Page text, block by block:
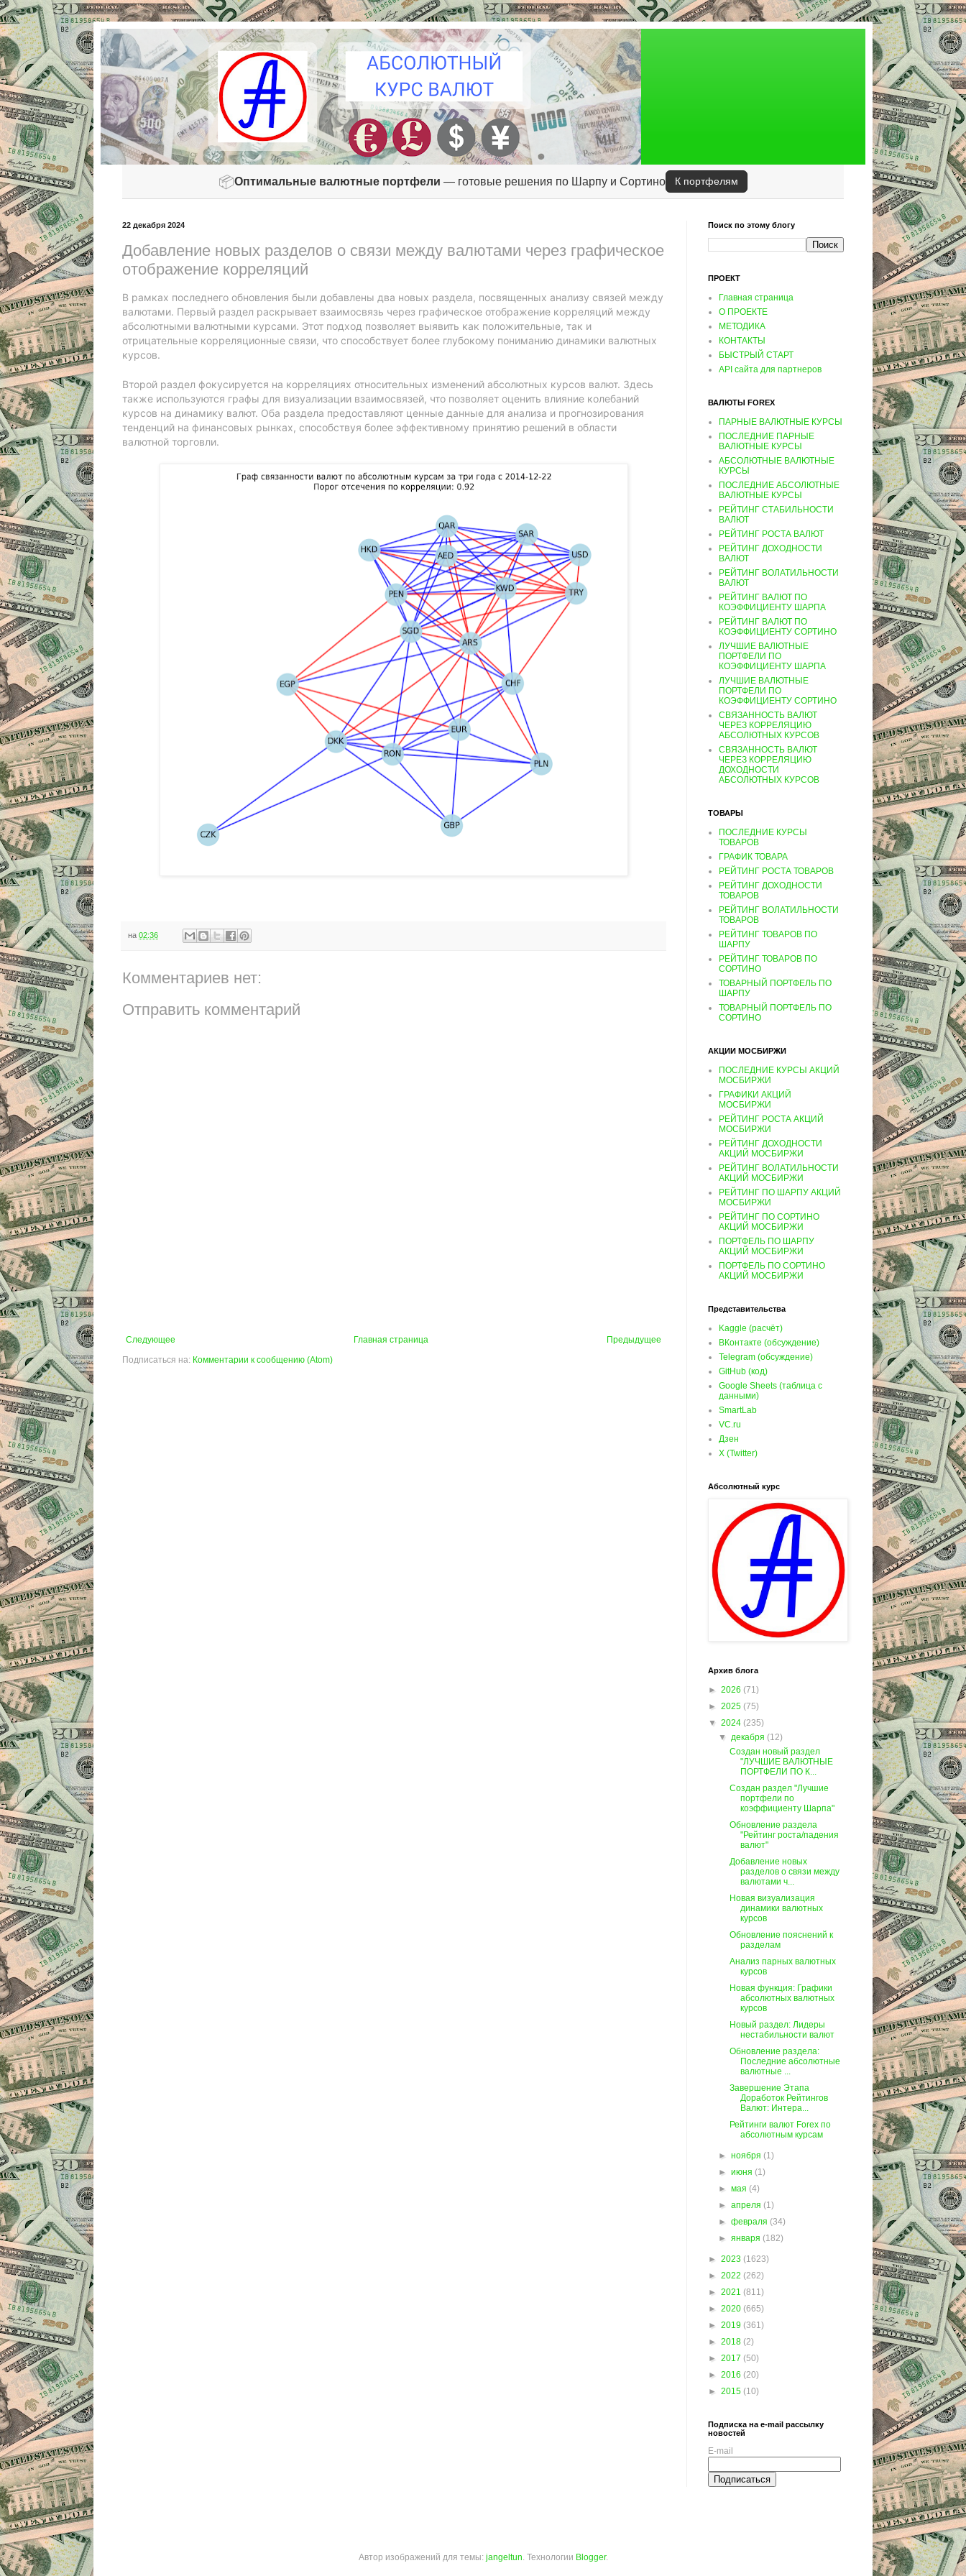
📦Оптимальные валютные портфели — готовые решения по Шарпу и Сортино К портфелям
22 декабря 2024
Добавление новых разделов о связи между валютами через графическое
отображение корреляций
В рамках последнего обновления были добавлены два новых раздела, посвященных анализу связей между
валютами. Первый раздел раскрывает взаимосвязь через графическое отображение корреляций между
абсолютными валютными курсами. Этот подход позволяет выявить как положительные, так и
отрицательные корреляционные связи, что способствует более глубокому пониманию динамики валютных
курсов.
Второй раздел фокусируется на корреляциях относительных изменений абсолютных курсов валют. Здесь
также используются графы для визуализации взаимосвязей, что позволяет оценить влияние колебаний
курсов на динамику валют. Оба раздела предоставляют ценные данные для анализа и прогнозирования
тенденций на финансовых рынках, способствуя более эффективному принятию решений в области
валютной торговли.
на 02:36
Комментариев нет:
Отправить комментарий
Следующее Предыдущее
Главная страница
Подписаться на: Комментарии к сообщению (Atom)
Поиск по этому блогу
ПРОЕКТ
Главная страница
О ПРОЕКТЕ
МЕТОДИКА
КОНТАКТЫ
БЫСТРЫЙ СТАРТ
API сайта для партнеров
ВАЛЮТЫ FOREX
ПАРНЫЕ ВАЛЮТНЫЕ КУРСЫ
ПОСЛЕДНИЕ ПАРНЫЕ
ВАЛЮТНЫЕ КУРСЫ
АБСОЛЮТНЫЕ ВАЛЮТНЫЕ
КУРСЫ
ПОСЛЕДНИЕ АБСОЛЮТНЫЕ
ВАЛЮТНЫЕ КУРСЫ
РЕЙТИНГ СТАБИЛЬНОСТИ
ВАЛЮТ
РЕЙТИНГ РОСТА ВАЛЮТ
РЕЙТИНГ ДОХОДНОСТИ
ВАЛЮТ
РЕЙТИНГ ВОЛАТИЛЬНОСТИ
ВАЛЮТ
РЕЙТИНГ ВАЛЮТ ПО
КОЭФФИЦИЕНТУ ШАРПА
РЕЙТИНГ ВАЛЮТ ПО
КОЭФФИЦИЕНТУ СОРТИНО
ЛУЧШИЕ ВАЛЮТНЫЕ
ПОРТФЕЛИ ПО
КОЭФФИЦИЕНТУ ШАРПА
ЛУЧШИЕ ВАЛЮТНЫЕ
ПОРТФЕЛИ ПО
КОЭФФИЦИЕНТУ СОРТИНО
СВЯЗАННОСТЬ ВАЛЮТ
ЧЕРЕЗ КОРРЕЛЯЦИЮ
АБСОЛЮТНЫХ КУРСОВ
СВЯЗАННОСТЬ ВАЛЮТ
ЧЕРЕЗ КОРРЕЛЯЦИЮ
ДОХОДНОСТИ
АБСОЛЮТНЫХ КУРСОВ
ТОВАРЫ
ПОСЛЕДНИЕ КУРСЫ
ТОВАРОВ
ГРАФИК ТОВАРА
РЕЙТИНГ РОСТА ТОВАРОВ
РЕЙТИНГ ДОХОДНОСТИ
ТОВАРОВ
РЕЙТИНГ ВОЛАТИЛЬНОСТИ
ТОВАРОВ
РЕЙТИНГ ТОВАРОВ ПО
ШАРПУ
РЕЙТИНГ ТОВАРОВ ПО
СОРТИНО
ТОВАРНЫЙ ПОРТФЕЛЬ ПО
ШАРПУ
ТОВАРНЫЙ ПОРТФЕЛЬ ПО
СОРТИНО
АКЦИИ МОСБИРЖИ
ПОСЛЕДНИЕ КУРСЫ АКЦИЙ
МОСБИРЖИ
ГРАФИКИ АКЦИЙ
МОСБИРЖИ
РЕЙТИНГ РОСТА АКЦИЙ
МОСБИРЖИ
РЕЙТИНГ ДОХОДНОСТИ
АКЦИЙ МОСБИРЖИ
РЕЙТИНГ ВОЛАТИЛЬНОСТИ
АКЦИЙ МОСБИРЖИ
РЕЙТИНГ ПО ШАРПУ АКЦИЙ
МОСБИРЖИ
РЕЙТИНГ ПО СОРТИНО
АКЦИЙ МОСБИРЖИ
ПОРТФЕЛЬ ПО ШАРПУ
АКЦИЙ МОСБИРЖИ
ПОРТФЕЛЬ ПО СОРТИНО
АКЦИЙ МОСБИРЖИ
Представительства
Kaggle (расчёт)
ВКонтакте (обсуждение)
Telegram (обсуждение)
GitHub (код)
Google Sheets (таблица с
данными)
SmartLab
VC.ru
Дзен
X (Twitter)
Абсолютный курс
Архив блога
► 2026 (71)
► 2025 (75)
▼ 2024 (235)
▼декабря(12)
Создан новый раздел
"ЛУЧШИЕ ВАЛЮТНЫЕ
ПОРТФЕЛИ ПО К...
Создан раздел "Лучшие
портфели по
коэффициенту Шарпа"
Обновление раздела
"Рейтинг роста/падения
валют"
Добавление новых
разделов о связи между
валютами ч...
Новая визуализация
динамики валютных
курсов
Обновление пояснений к
разделам
Анализ парных валютных
курсов
Новая функция: Графики
абсолютных валютных
курсов
Новый раздел: Лидеры
нестабильности валют
Обновление раздела:
Последние абсолютные
валютные ...
Завершение Этапа
Доработок Рейтингов
Валют: Интера...
Рейтинги валют Forex по
абсолютным курсам
►ноября(1)
►июня(1)
►мая(4)
►апреля(1)
►февраля(34)
►января(182)
► 2023 (1623)
► 2022 (262)
► 2021 (811)
► 2020 (665)
► 2019 (361)
► 2018 (2)
► 2017 (50)
► 2016 (20)
► 2015 (10)
Подписка на e-mail рассылку
новостей
E-mail
Автор изображений для темы: jangeltun. Технологии Blogger.